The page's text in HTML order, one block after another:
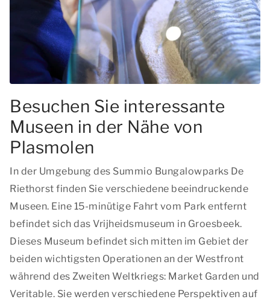
Besuchen Sie interessante
Museen in der Nähe von
Plasmolen
In der Umgebung des Summio Bungalowparks De
Riethorst finden Sie verschiedene beeindruckende
Museen. Eine 15-minütige Fahrt vom Park entfernt
befindet sich das Vrijheidsmuseum in Groesbeek.
Dieses Museum befindet sich mitten im Gebiet der
beiden wichtigsten Operationen an der Westfront
während des Zweiten Weltkriegs: Market Garden und
Veritable. Sie werden verschiedene Perspektiven auf